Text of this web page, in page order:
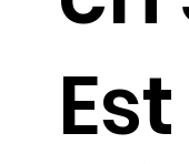
Est